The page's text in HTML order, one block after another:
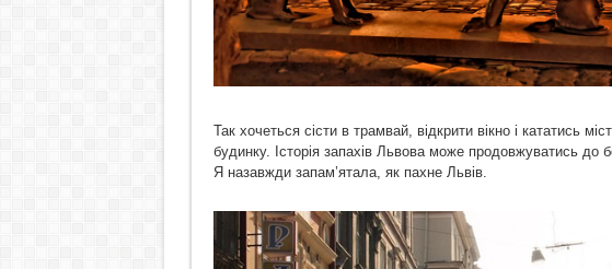
Так хочеться сісти в трамвай, відкрити вікно і кататись
будинку. Історія запахів Львова може продовжуватись до
Я назавжди запам’ятала, як пахне Львів.